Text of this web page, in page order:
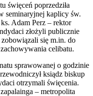
święceń poprzedziła
seminaryjnej kaplicy św.
Adam Perz – rektor
złożyli publicznie
się m.in. do
celibatu.
sprawowanej o godzinie
ksiądz biskup
otrzymali święcenia.
– metropolita